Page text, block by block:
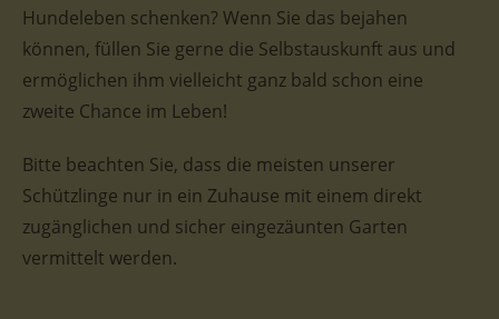
Hundeleben schenken? Wenn Sie das bejahen
können, füllen Sie gerne die Selbstauskunft aus und
ermöglichen ihm vielleicht ganz bald schon eine
zweite Chance im Leben!
Bitte beachten Sie, dass die meisten unserer
Schützlinge nur in ein Zuhause mit einem direkt
zugänglichen und sicher eingezäunten Garten
vermittelt werden.